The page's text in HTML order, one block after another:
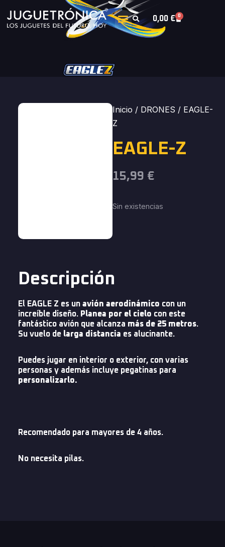
0,00 € 0
Inicio / DRONES / EAGLE-
Z
EAGLE-Z
15,99 €
Sin existencias
Descripción
El EAGLE Z es un avión aerodinámico con un
increíble diseño. Planea por el cielo con este
fantástico avión que alcanza más de 25 metros.
Su vuelo de larga distancia es alucinante.
Puedes jugar en interior o exterior, con varias
personas y además incluye pegatinas para
personalizarlo.
Recomendado para mayores de 4 años.
No necesita pilas.